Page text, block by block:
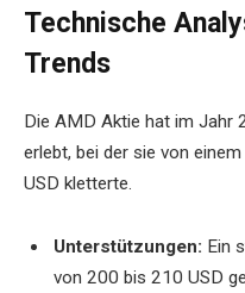
Technische
Trends
Die AMD Aktie hat im Jahr
erlebt, bei der sie von
USD kletterte.
Unterstützungen: Ein
von 200 bis 210 USD